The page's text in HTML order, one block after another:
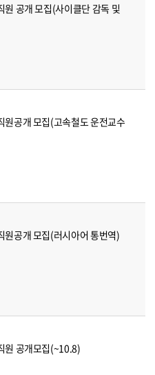
원 공개 모집(사이클단 감독 및
원공개 모집(고속철도 운전교수
원공개 모집(러시아어 통번역)
원 공개모집(~10.8)